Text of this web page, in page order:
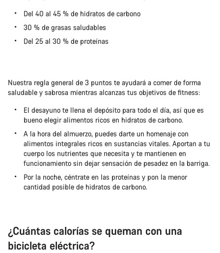
Del 40 al 45 % de hidratos de carbono
30 % de grasas saludables
Del 25 al 30 % de proteínas
Nuestra regla general de 3 puntos te ayudará a comer de forma
saludable y sabrosa mientras alcanzas tus objetivos de fitness:
El desayuno te llena el depósito para todo el día, así que es
bueno elegir alimentos ricos en hidratos de carbono.
A la hora del almuerzo, puedes darte un homenaje con
alimentos integrales ricos en sustancias vitales. Aportan a tu
cuerpo los nutrientes que necesita y te mantienen en
funcionamiento sin dejar sensación de pesadez en la barriga.
Por la noche, céntrate en las proteínas y pon la menor
cantidad posible de hidratos de carbono.
¿Cuántas calorías se queman con una
bicicleta eléctrica?